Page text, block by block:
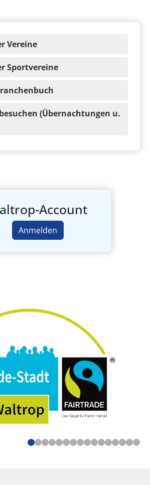
Vereine
Sportvereine
(Übernachtungen u.
Account